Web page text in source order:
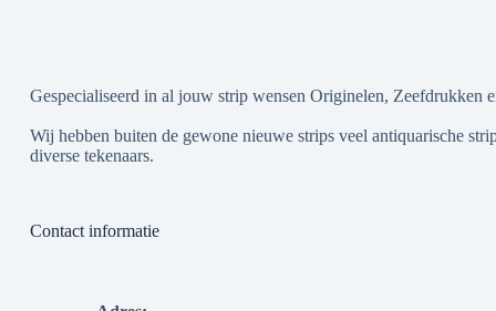
Gespecialiseerd in al jouw strip wensen Originelen, Zeefdrukken
Wij hebben buiten de gewone nieuwe strips veel antiquarische
diverse tekenaars.
Contact informatie